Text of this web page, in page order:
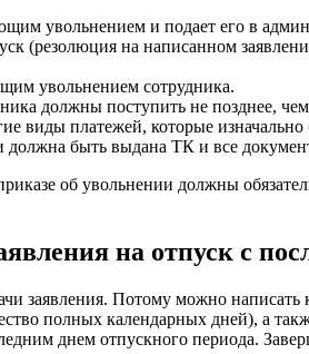
увольнением и подает его в
(резолюция на написанном
увольнением сотрудника.
должны поступить не позднее, чем
виды платежей, которые
должна быть выдана ТК и все
об увольнении должны
на отпуск с
заявления. Потому можно
полных календарных дней), а
днем отпускного периода.